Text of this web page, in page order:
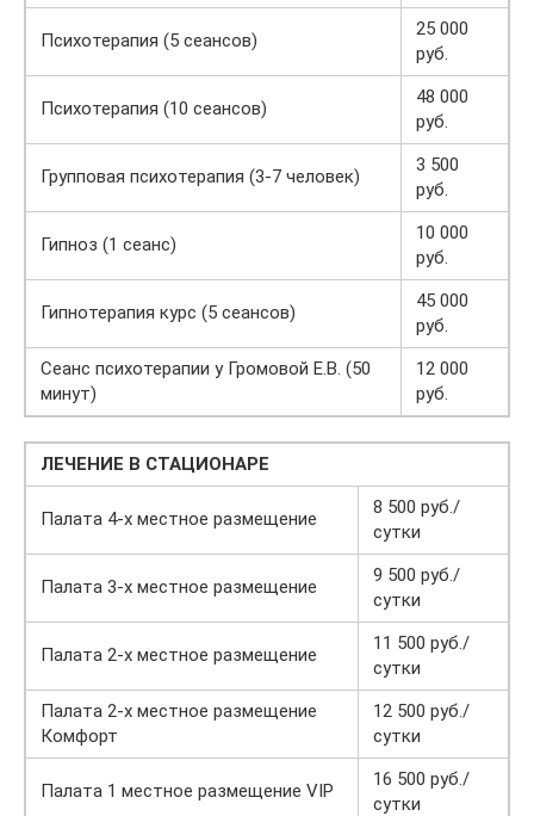
Психотерапия (5 сеансов)
25 000
руб.
Психотерапия (10 сеансов)
48 000
руб.
Групповая психотерапия (3-7 человек)
3 500
руб.
Гипноз (1 сеанс)
10 000
руб.
Гипнотерапия курс (5 сеансов)
45 000
руб.
Сеанс психотерапии у Громовой Е.В. (50
минут)
12 000
руб.
ЛЕЧЕНИЕ В СТАЦИОНАРЕ
Палата 4-х местное размещение
8 500 руб./
сутки
Палата 3-х местное размещение
9 500 руб./
сутки
Палата 2-х местное размещение
11 500 руб./
сутки
Палата 2-х местное размещение
Комфорт
12 500 руб./
сутки
Палата 1 местное размещение VIP
16 500 руб./
сутки